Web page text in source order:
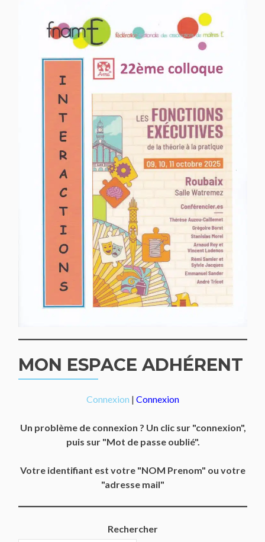
MON ESPACE ADHÉRENT
Connexion | Connexion
Un problème de connexion ? Un clic sur "connexion",
puis sur "Mot de passe oublié".
Votre identifiant est votre "NOM Prenom" ou votre
"adresse mail"
Rechercher